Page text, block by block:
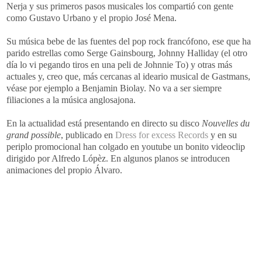
Nerja y sus primeros pasos musicales los compartió con gente
como Gustavo Urbano y el propio José Mena.
Su música bebe de las fuentes del pop rock francófono, ese que ha
parido estrellas como Serge Gainsbourg, Johnny Halliday (el otro
día lo vi pegando tiros en una peli de Johnnie To) y otras más
actuales y, creo que, más cercanas al ideario musical de Gastmans,
véase por ejemplo a Benjamin Biolay. No va a ser siempre
filiaciones a la música anglosajona.
En la actualidad está presentando en directo su disco Nouvelles du
grand possible, publicado en Dress for excess Records y en su
periplo promocional han colgado en youtube un bonito videoclip
dirigido por Alfredo Lópèz. En algunos planos se introducen
animaciones del propio Álvaro.